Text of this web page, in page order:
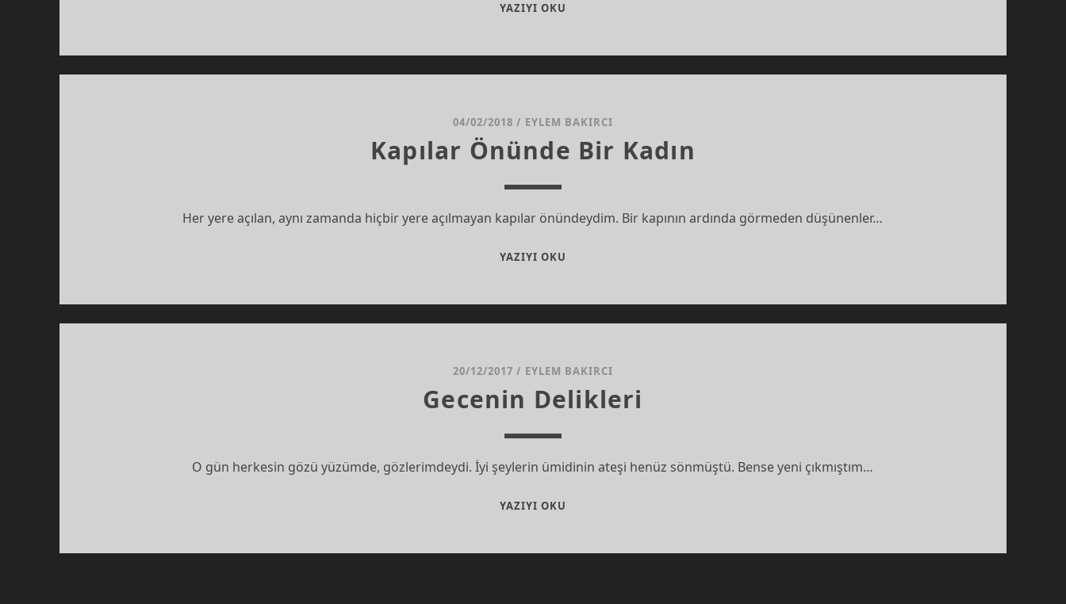
YAZIYI OKU
04/02/2018 / EYLEM BAKIRCI
Kapılar Önünde Bir Kadın
Her yere açılan, aynı zamanda hiçbir yere açılmayan kapılar önündeydim. Bir kapının ardında görmeden düşünenler…
YAZIYI OKU
20/12/2017 / EYLEM BAKIRCI
Gecenin Delikleri
O gün herkesin gözü yüzümde, gözlerimdeydi. İyi şeylerin ümidinin ateşi henüz sönmüştü. Bense yeni çıkmıştım…
YAZIYI OKU